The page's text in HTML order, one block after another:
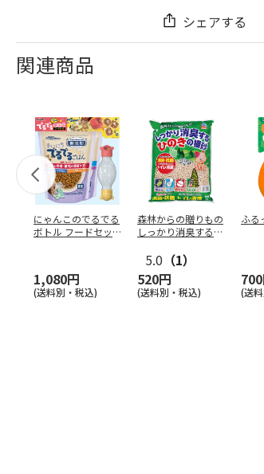
シェアする
関連商品
にゃんこのでるでる
ボトル フードセッ
1,080円
(送料別・税込)
森林からの贈りもの
しっかり消臭するひ
5.0 （1）
520円
(送料別・税込)
ふる
(送